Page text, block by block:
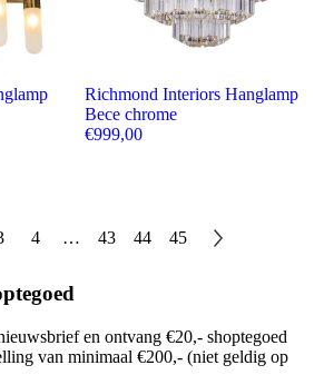
Richmond Interiors Hanglamp
Bece chrome
€999,00
4 … 43 44 45
en ontvang €20,- shoptegoed
van minimaal €200,- (niet geldig op